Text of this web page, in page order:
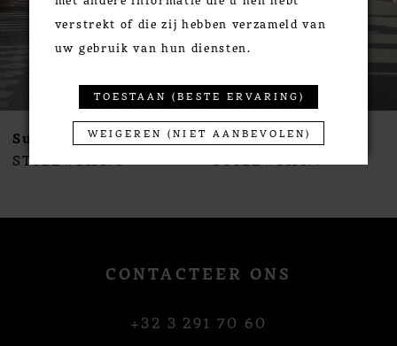
6
10
11
12
14
Susanna Rivieri
STYLE #313178
Susanna Rivieri
STYLE #313177
CONTACTEER ONS
+32 3 291 70 60
verstrekt of die zij hebben verzameld van
uw gebruik van hun diensten.
TOESTAAN (BESTE ERVARING)
WEIGEREN (NIET AANBEVOLEN)